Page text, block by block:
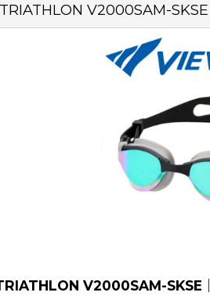
V2000SAM-
V2000SAM-SKSE